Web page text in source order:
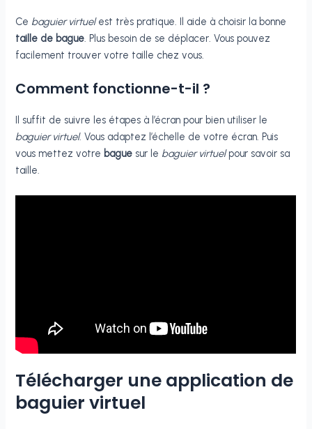
Ce baguier virtuelest très pratique. Il aide à choisir la bonne
taille de bague. Plus besoin de se déplacer. Vous pouvez
facilement trouver votre taille chez vous.
Comment fonctionne-t-il ?
Il suffit de suivre les étapes à l’écran pour bien utiliser le
baguier virtuel. Vous adaptez l’échelle de votre écran. Puis
vous mettez votre bague sur le baguier virtuelpour savoir sa
taille.
Télécharger une application de
baguier virtuel